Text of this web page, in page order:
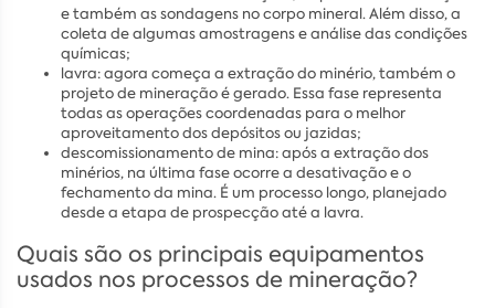
e também as sondagens no corpo mineral. Além disso, a
coleta de algumas amostragens e análise das condições
químicas;
lavra: agora começa a extração do minério, também o
projeto de mineração é gerado. Essa fase representa
todas as operações coordenadas para o melhor
aproveitamento dos depósitos ou jazidas;
descomissionamento de mina: após a extração dos
minérios, na última fase ocorre a desativação e o
fechamento da mina. É um processo longo, planejado
desde a etapa de prospecção até a lavra.
Quais são os principais equipamentos
usados nos processos de mineração?